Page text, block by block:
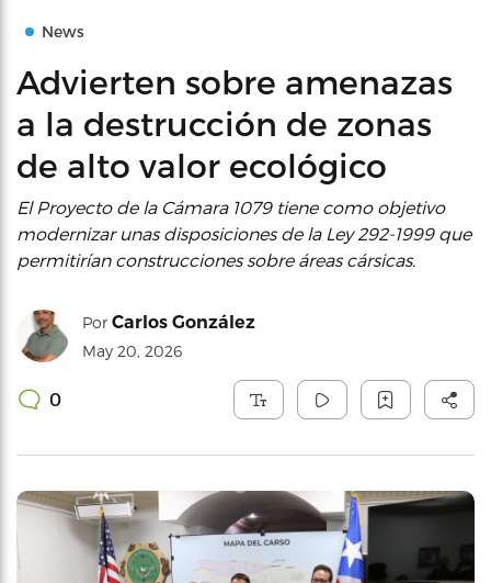
News
Advierten sobre amenazas
a la destrucción de zonas
de alto valor ecológico
El Proyecto de la Cámara 1079 tiene como objetivo
modernizar unas disposiciones de la Ley 292-1999 que
permitirían construcciones sobre áreas cársicas.
Por Carlos González
May 20, 2026
0